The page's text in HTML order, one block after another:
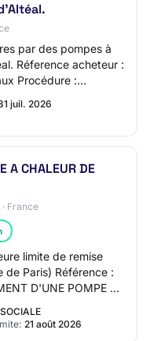
par des pompes à
Réference acheteur :
Procédure :
d'acha…
juil. 2026
A CHALEUR DE
France
limite de remise
Paris) Référence :
D'UNE POMPE A
Rempla…
21 août 2026